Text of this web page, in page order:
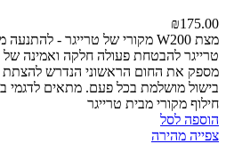
₪175.00
מצת W200 מקורי של טרייגר - להתנעה מושלמת!
טרייגר להבטחת פעולה חלקה ואמינה
מספק את החום הראשוני הנדרש
בישול מושלמת בכל פעם. מתאים לדגמי
חילוף מקורי מבית טרייגר
הוספה לסל
צפייה מהירה